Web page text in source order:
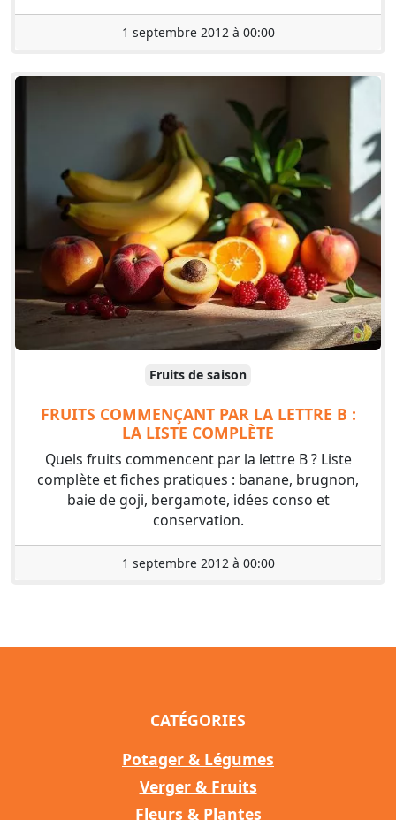
1 septembre 2012 à 00:00
Fruits de saison
FRUITS COMMENÇANT PAR LA LETTRE B :
LA LISTE COMPLÈTE
Quels fruits commencent par la lettre B ? Liste
complète et fiches pratiques : banane, brugnon,
baie de goji, bergamote, idées conso et
conservation.
1 septembre 2012 à 00:00
CATÉGORIES
Potager & Légumes
Verger & Fruits
Fleurs & Plantes